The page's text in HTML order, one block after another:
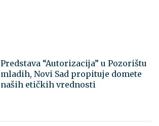
Predstava “Autorizacija” u Pozorištu
mladih, Novi Sad propituje domete
naših etičkih vrednosti